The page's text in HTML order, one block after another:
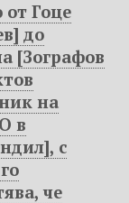
Гоце
до
[Зографов
на
в
с
че